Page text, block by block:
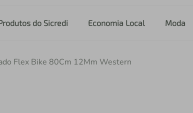
do Sicredi Economia Local Moda
Flex Bike 80Cm 12Mm Western